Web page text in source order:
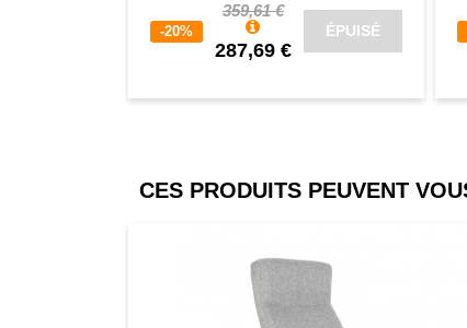
-20%
359,61 €
287,69 €
ÉPUISÉ
CES PRODUITS PEUVENT